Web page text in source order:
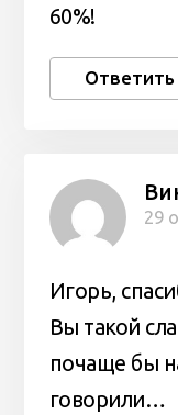
60%!
Ответить
29
Игорь,
Вы такой
почаще бы
говорили…